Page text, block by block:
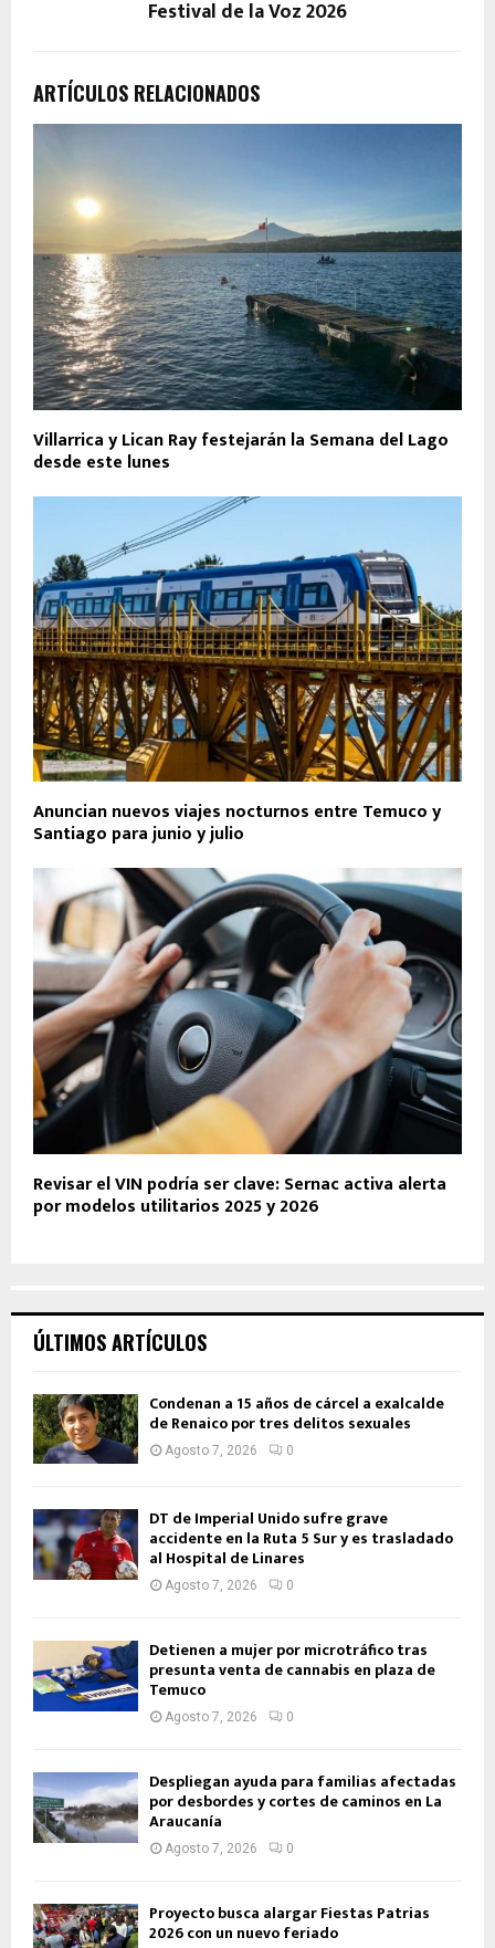
Festival de la Voz 2026
ARTÍCULOS RELACIONADOS
Villarrica y Lican Ray festejarán la Semana del Lago
desde este lunes
Anuncian nuevos viajes nocturnos entre Temuco y
Santiago para junio y julio
Revisar el VIN podría ser clave: Sernac activa alerta
por modelos utilitarios 2025 y 2026
ÚLTIMOS ARTÍCULOS
Condenan a 15 años de cárcel a exalcalde
de Renaico por tres delitos sexuales
Agosto 7, 2026 0
DT de Imperial Unido sufre grave
accidente en la Ruta 5 Sur y es trasladado
al Hospital de Linares
Agosto 7, 2026 0
Detienen a mujer por microtráfico tras
presunta venta de cannabis en plaza de
Temuco
Agosto 7, 2026 0
Despliegan ayuda para familias afectadas
por desbordes y cortes de caminos en La
Araucanía
Agosto 7, 2026 0
Proyecto busca alargar Fiestas Patrias
2026 con un nuevo feriado